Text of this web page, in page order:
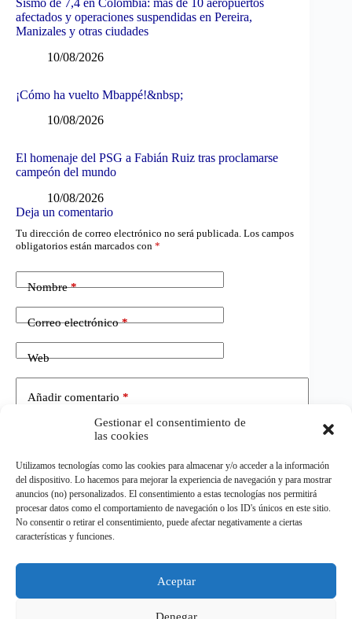
Gestionar el consentimiento de
las cookies
Utilizamos tecnologías como las cookies para almacenar y/o acceder a la información
del dispositivo. Lo hacemos para mejorar la experiencia de navegación y para mostrar
anuncios (no) personalizados. El consentimiento a estas tecnologías nos permitirá
procesar datos como el comportamiento de navegación o los ID's únicos en este sitio.
No consentir o retirar el consentimiento, puede afectar negativamente a ciertas
características y funciones.
Aceptar
Denegar
afectados y operaciones suspendidas en Pereira,
Manizales y otras ciudades
10/08/2026
¡Cómo ha vuelto Mbappé!&nbsp;
10/08/2026
El homenaje del PSG a Fabián Ruiz tras proclamarse
campeón del mundo
10/08/2026
Deja un comentario
Tu dirección de correo electrónico no será publicada. Los campos
obligatorios están marcados con *
Nombre*
Correo electrónico*
Web
Añadir comentario *
Publicar el comentario
Todos los derechos reservados.